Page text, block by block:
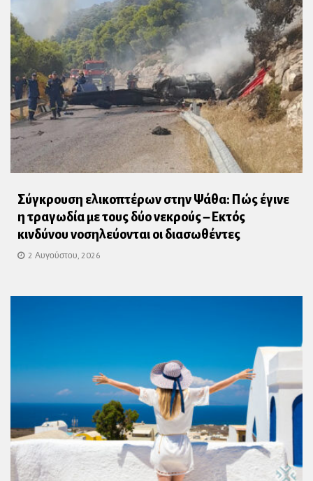
Σύγκρουση ελικοπτέρων στην Ψάθα: Πώς έγινε
η τραγωδία με τους δύο νεκρούς – Εκτός
κινδύνου νοσηλεύονται οι διασωθέντες
2 Αυγούστου, 2026